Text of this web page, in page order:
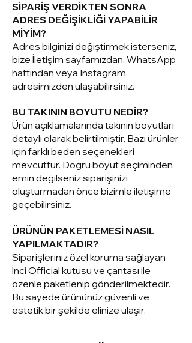
SİPARİŞ VERDİKTEN SONRA
ADRES DEĞİŞİKLİĞİ YAPABİLİR
MİYİM?
Adres bilginizi değiştirmek isterseniz,
bize İletişim sayfamızdan, WhatsApp
hattından veya Instagram
adresimizden ulaşabilirsiniz.
BU TAKININ BOYUTU NEDİR?
Ürün açıklamalarında takının boyutları
detaylı olarak belirtilmiştir. Bazı ürünler
için farklı beden seçenekleri
mevcuttur. Doğru boyut seçiminden
emin değilseniz siparişinizi
oluşturmadan önce bizimle iletişime
geçebilirsiniz.
ÜRÜNÜN PAKETLEMESİ NASIL
YAPILMAKTADIR?
Siparişleriniz özel koruma sağlayan
İnci Official kutusu ve çantası ile
özenle paketlenip gönderilmektedir.
Bu sayede ürününüz güvenli ve
estetik bir şekilde elinize ulaşır.